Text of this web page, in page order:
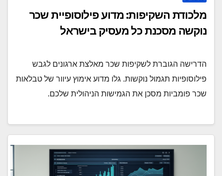
מלכודת השקיפות: מדוע פילוסופיית שכר
נוקשה מסכנת כל מעסיק בישראל
הדרישה הגוברת לשקיפות שכר מאלצת ארגונים לגבש
פילוסופיות תגמול נוקשות. גלו מדוע אימוץ עיוור של טבלאות
שכר פומביות מסכן את הגמישות הניהולית שלכם.